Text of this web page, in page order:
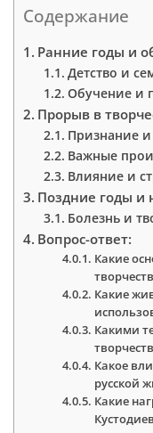
Содержание
Ранние годы и
Детство и
Обучение и
Прорыв в
Признание
Важные
Влияние и
Поздние годы и
Болезнь и
Вопрос-ответ:
Какие
Какие
Какими
Какое
русской
Какие